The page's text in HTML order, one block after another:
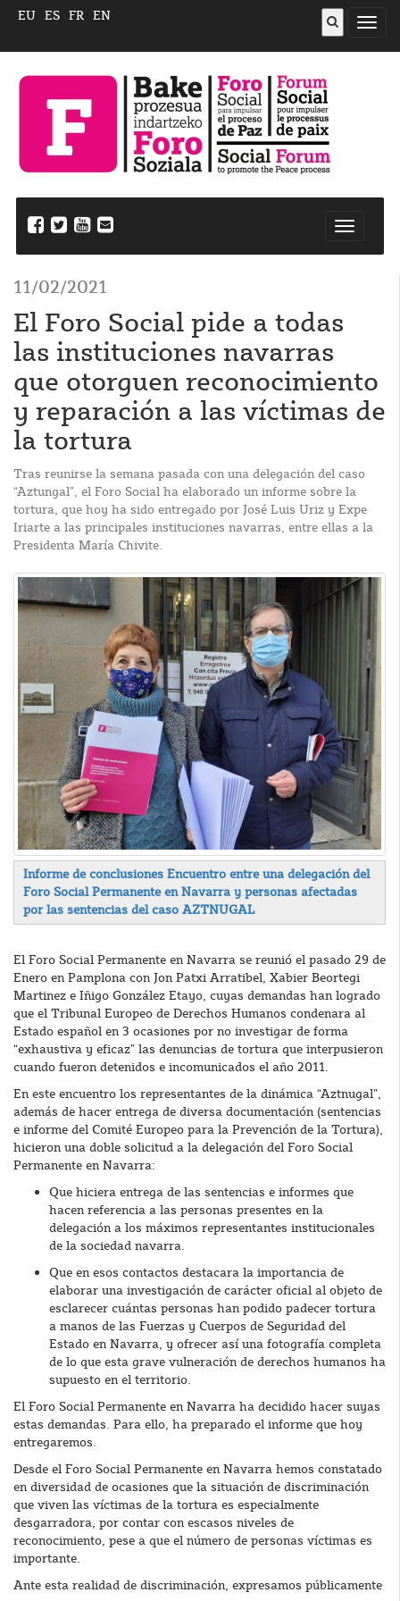
Abrir
EU ES FR EN
11/02/2021
El Foro Social pide a todas
las instituciones navarras
que otorguen reconocimiento
y reparación a las víctimas de
la tortura
Tras reunirse la semana pasada con una delegación del caso
“Aztungal”, el Foro Social ha elaborado un informe sobre la
tortura, que hoy ha sido entregado por José Luis Uriz y Expe
Iriarte a las principales instituciones navarras, entre ellas a la
Presidenta María Chivite.
Informe de conclusiones Encuentro entre una delegación del
Foro Social Permanente en Navarra y personas afectadas
por las sentencias del caso AZTNUGAL
El Foro Social Permanente en Navarra se reunió el pasado 29 de
Enero en Pamplona con Jon Patxi Arratibel, Xabier Beortegi
Martinez e Iñigo González Etayo, cuyas demandas han logrado
que el Tribunal Europeo de Derechos Humanos condenara al
Estado español en 3 ocasiones por no investigar de forma
“exhaustiva y eficaz” las denuncias de tortura que interpusieron
cuando fueron detenidos e incomunicados el año 2011.
En este encuentro los representantes de la dinámica “Aztnugal”,
además de hacer entrega de diversa documentación (sentencias
e informe del Comité Europeo para la Prevención de la Tortura),
hicieron una doble solicitud a la delegación del Foro Social
Permanente en Navarra:
Que hiciera entrega de las sentencias e informes que
hacen referencia a las personas presentes en la
delegación a los máximos representantes institucionales
de la sociedad navarra.
Que en esos contactos destacara la importancia de
elaborar una investigación de carácter oficial al objeto de
esclarecer cuántas personas han podido padecer tortura
a manos de las Fuerzas y Cuerpos de Seguridad del
Estado en Navarra, y ofrecer así una fotografía completa
de lo que esta grave vulneración de derechos humanos ha
supuesto en el territorio.
El Foro Social Permanente en Navarra ha decidido hacer suyas
estas demandas. Para ello, ha preparado el informe que hoy
entregaremos.
Desde el Foro Social Permanente en Navarra hemos constatado
en diversidad de ocasiones que la situación de discriminación
que viven las víctimas de la tortura es especialmente
desgarradora, por contar con escasos niveles de
reconocimiento, pese a que el número de personas víctimas es
importante.
Ante esta realidad de discriminación, expresamos públicamente